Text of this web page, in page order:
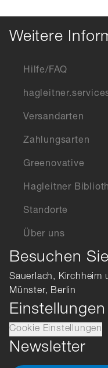
Weitere
Hilfe/FAQ
Versandarten
Zahlungsarten
Greenovative
Hagleitner
Standorte
Über uns
Besuchen
Sauerlach, Kirchheim
Münster, Berlin
Einstellungen
Cookie Einstellungen
Newsletter